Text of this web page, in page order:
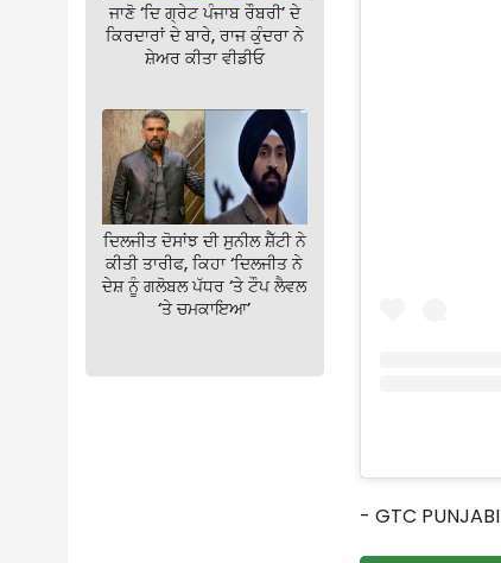
ਜਾਣੋ ‘ਦਿ ਗ੍ਰੇਟ ਪੰਜਾਬ ਰੌਬਰੀ’ ਦੇ
ਕਿਰਦਾਰਾਂ ਦੇ ਬਾਰੇ, ਰਾਜ ਕੁੰਦਰਾ ਨੇ
ਸ਼ੇਅਰ ਕੀਤਾ ਵੀਡੀਓ
ਦਿਲਜੀਤ ਦੋਸਾਂਝ ਦੀ ਸੁਨੀਲ ਸ਼ੈੱਟੀ ਨੇ
ਕੀਤੀ ਤਾਰੀਫ, ਕਿਹਾ ‘ਦਿਲਜੀਤ ਨੇ
ਦੇਸ਼ ਨੂੰ ਗਲੋਬਲ ਪੱਧਰ ‘ਤੇ ਟੌਪ ਲੈਵਲ
‘ਤੇ ਚਮਕਾਇਆ’
- GTC PUNJABI